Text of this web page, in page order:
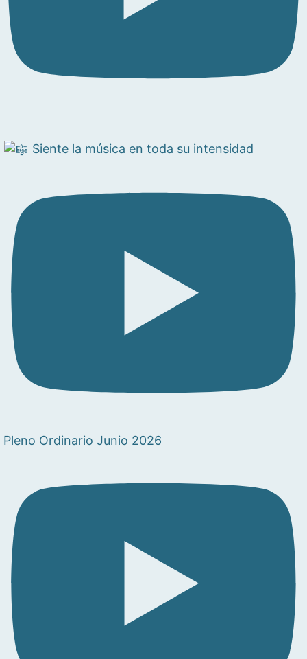
Siente la música en toda su intensidad
Pleno Ordinario Junio 2026